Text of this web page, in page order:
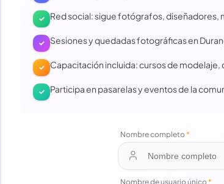
✓ Red social: sigue fotógrafos, diseñadores,
✓ Sesiones y quedadas fotográficas en
✓ Capacitación incluida: cursos de modelaje,
✓ Participa en pasarelas y eventos de la
Nombre completo *
Nombre de usuario único*